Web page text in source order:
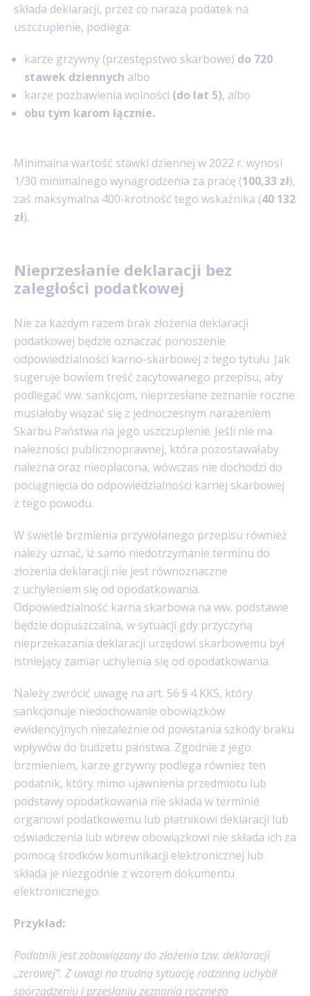
składa deklaracji, przez co naraża podatek na
uszczuplenie, podlega:
karze grzywny (przestępstwo skarbowe) do 720
stawek dziennych albo
karze pozbawienia wolności (do lat 5), albo
obu tym karom łącznie.
Minimalna wartość stawki dziennej w 2022 r. wynosi
1/30 minimalnego wynagrodzenia za pracę (100,33 zł),
zaś maksymalna 400-krotność tego wskaźnika (40 132
zł).
Nieprzesłanie deklaracji bez
zaległości podatkowej
Nie za każdym razem brak złożenia deklaracji
podatkowej będzie oznaczać ponoszenie
odpowiedzialności karno-skarbowej z tego tytułu. Jak
sugeruje bowiem treść zacytowanego przepisu, aby
podlegać ww. sankcjom, nieprzesłane zeznanie roczne
musiałoby wiązać się z jednoczesnym narażeniem
Skarbu Państwa na jego uszczuplenie. Jeśli nie ma
należności publicznoprawnej, która pozostawałaby
należna oraz nieopłacona, wówczas nie dochodzi do
pociągnięcia do odpowiedzialności karnej skarbowej
z tego powodu.
W świetle brzmienia przywołanego przepisu również
należy uznać, iż samo niedotrzymanie terminu do
złożenia deklaracji nie jest równoznaczne
z uchyleniem się od opodatkowania.
Odpowiedzialność karna skarbowa na ww. podstawie
będzie dopuszczalna, w sytuacji gdy przyczyną
nieprzekazania deklaracji urzędowi skarbowemu był
istniejący zamiar uchylenia się od opodatkowania.
Należy zwrócić uwagę na art. 56 § 4 KKS, który
sankcjonuje niedochowanie obowiązków
ewidencyjnych niezależnie od powstania szkody braku
wpływów do budżetu państwa. Zgodnie z jego
brzmieniem, karze grzywny podlega również ten
podatnik, który mimo ujawnienia przedmiotu lub
podstawy opodatkowania nie składa w terminie
organowi podatkowemu lub płatnikowi deklaracji lub
oświadczenia lub wbrew obowiązkowi nie składa ich za
pomocą środków komunikacji elektronicznej lub
składa je niezgodnie z wzorem dokumentu
elektronicznego.
Przykład:
Podatnik jest zobowiązany do złożenia tzw. deklaracji
„zerowej”. Z uwagi na trudną sytuację rodzinną uchybił
sporządzeniu i przesłaniu zeznania rocznego